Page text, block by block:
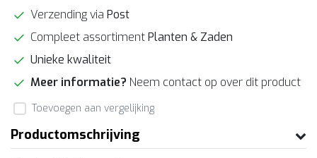
Verzending via Post
Compleet assortimentPlanten & Zaden
Unieke kwaliteit
Meer informatie? Neem contact op over dit product
Toevoegen aan vergelijking
Productomschrijving